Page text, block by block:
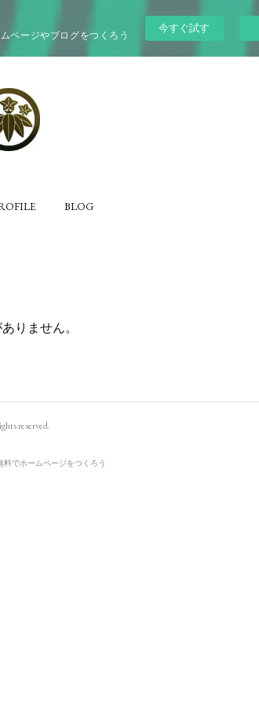
ページやブログをつくろう
今すぐ試す
BLOG
りません。
reserved.
料でホームページをつくろう